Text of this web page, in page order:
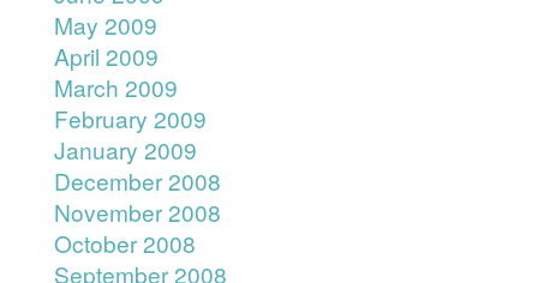
May 2009
April 2009
March 2009
February 2009
January 2009
December 2008
November 2008
October 2008
September 2008